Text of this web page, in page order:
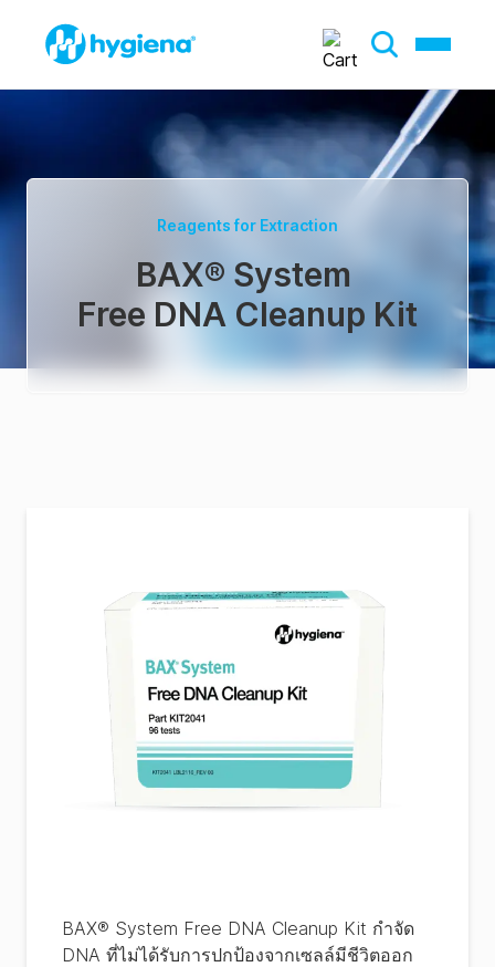
Reagents for Extraction
BAX® System
Free DNA Cleanup Kit
BAX® System Free DNA Cleanup Kit กำจัด
DNA ที่ไม่ได้รับการปกป้องจากเซลล์มีชีวิตออก